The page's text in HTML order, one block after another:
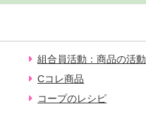
組合員活動：商品の活動
Cコレ商品
コープのレシピ